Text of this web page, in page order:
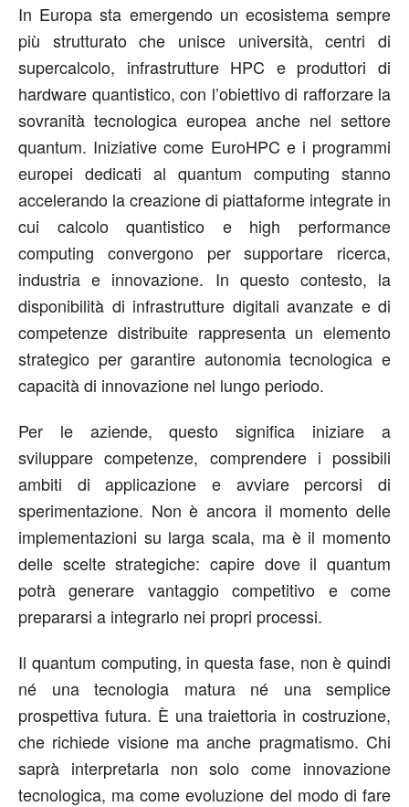
In Europa sta emergendo un ecosistema sempre
più strutturato che unisce università, centri di
supercalcolo, infrastrutture HPC e produttori di
hardware quantistico, con l’obiettivo di rafforzare la
sovranità tecnologica europea anche nel settore
quantum. Iniziative come EuroHPC e i programmi
europei dedicati al quantum computing stanno
accelerando la creazione di piattaforme integrate in
cui calcolo quantistico e high performance
computing convergono per supportare ricerca,
industria e innovazione. In questo contesto, la
disponibilità di infrastrutture digitali avanzate e di
competenze distribuite rappresenta un elemento
strategico per garantire autonomia tecnologica e
capacità di innovazione nel lungo periodo.
Per le aziende, questo significa iniziare a
sviluppare competenze, comprendere i possibili
ambiti di applicazione e avviare percorsi di
sperimentazione. Non è ancora il momento delle
implementazioni su larga scala, ma è il momento
delle scelte strategiche: capire dove il quantum
potrà generare vantaggio competitivo e come
prepararsi a integrarlo nei propri processi.
Il quantum computing, in questa fase, non è quindi
né una tecnologia matura né una semplice
prospettiva futura. È una traiettoria in costruzione,
che richiede visione ma anche pragmatismo. Chi
saprà interpretarla non solo come innovazione
tecnologica, ma come evoluzione del modo di fare